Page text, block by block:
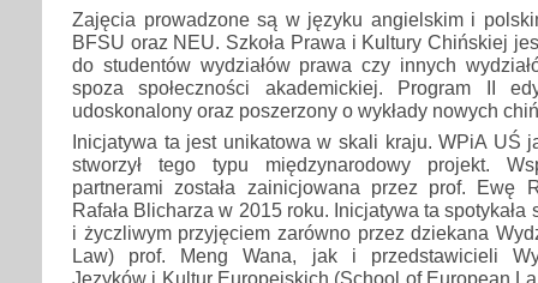
Zajęcia prowadzone są w języku angielskim i
BFSU oraz NEU. Szkoła Prawa i Kultury Chińskiej
do studentów wydziałów prawa czy innych
spoza społeczności akademickiej. Program II
udoskonalony oraz poszerzony o wykłady nowych
Inicjatywa ta jest unikatowa w skali kraju. WPiA UŚ
stworzył tego typu międzynarodowy projekt.
partnerami została zainicjowana przez prof. Ewę
Rafała Blicharza w 2015 roku. Inicjatywa ta
i życzliwym przyjęciem zarówno przez dziekana
Law) prof. Meng Wana, jak i przedstawicieli
Języków i Kultur Europejskich (School of European